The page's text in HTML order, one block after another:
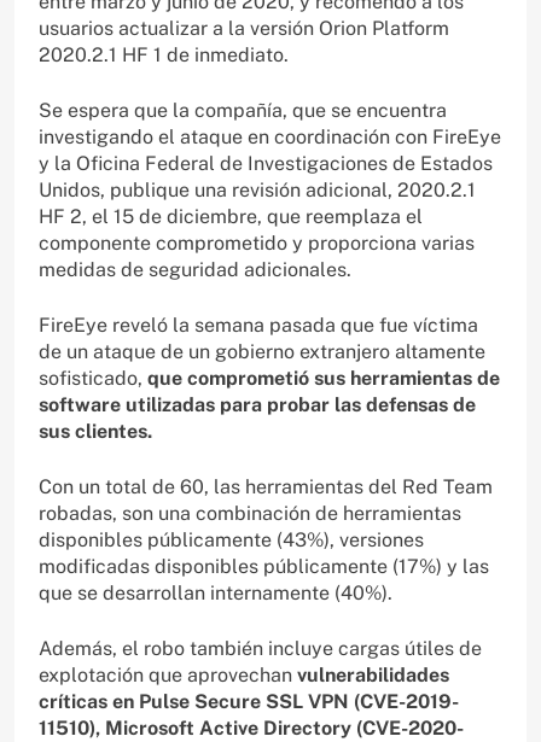
usuarios actualizar a la versión Orion Platform
2020.2.1 HF 1 de inmediato.
Se espera que la compañía, que se encuentra
investigando el ataque en coordinación con FireEye
y la Oficina Federal de Investigaciones de Estados
Unidos, publique una revisión adicional, 2020.2.1
HF 2, el 15 de diciembre, que reemplaza el
componente comprometido y proporciona varias
medidas de seguridad adicionales.
FireEye reveló la semana pasada que fue víctima
de un ataque de un gobierno extranjero altamente
sofisticado, que comprometió sus herramientas de
software utilizadas para probar las defensas de
sus clientes.
Con un total de 60, las herramientas del Red Team
robadas, son una combinación de herramientas
disponibles públicamente (43%), versiones
modificadas disponibles públicamente (17%) y las
que se desarrollan internamente (40%).
Además, el robo también incluye cargas útiles de
explotación que aprovechan vulnerabilidades
críticas en Pulse Secure SSL VPN (CVE-2019-
11510), Microsoft Active Directory (CVE-2020-